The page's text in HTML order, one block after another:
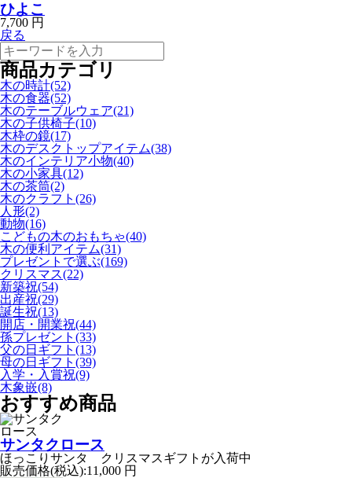
ひよこ
7,700 円
戻る
商品カテゴリ
木の時計(52)
木の食器(52)
木のテーブルウェア(21)
木の子供椅子(10)
木枠の鏡(17)
木のデスクトップアイテム(38)
木のインテリア小物(40)
木の小家具(12)
木の茶筒(2)
木のクラフト(26)
人形(2)
動物(16)
こどもの木のおもちゃ(40)
木の便利アイテム(31)
プレゼントで選ぶ(169)
クリスマス(22)
新築祝(54)
出産祝(29)
誕生祝(13)
開店・開業祝(44)
孫プレゼント(33)
父の日ギフト(13)
母の日ギフト(39)
入学・入賞祝(9)
木象嵌(8)
おすすめ商品
サンタクロース
ほっこりサンタ クリスマスギフトが入荷中
販売価格(税込):11,000 円